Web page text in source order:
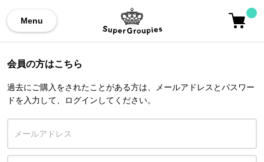
Menu
会員の方はこちら
過去にご購入をされたことがある方は、メールアドレスとパスワー
ドを入力して、ログインしてください。